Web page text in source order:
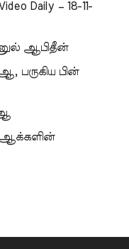
Daily – 18-11-
ஆபிதீன்
பருகிய பின்